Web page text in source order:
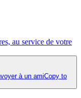
au service de votre
à un amiCopy to